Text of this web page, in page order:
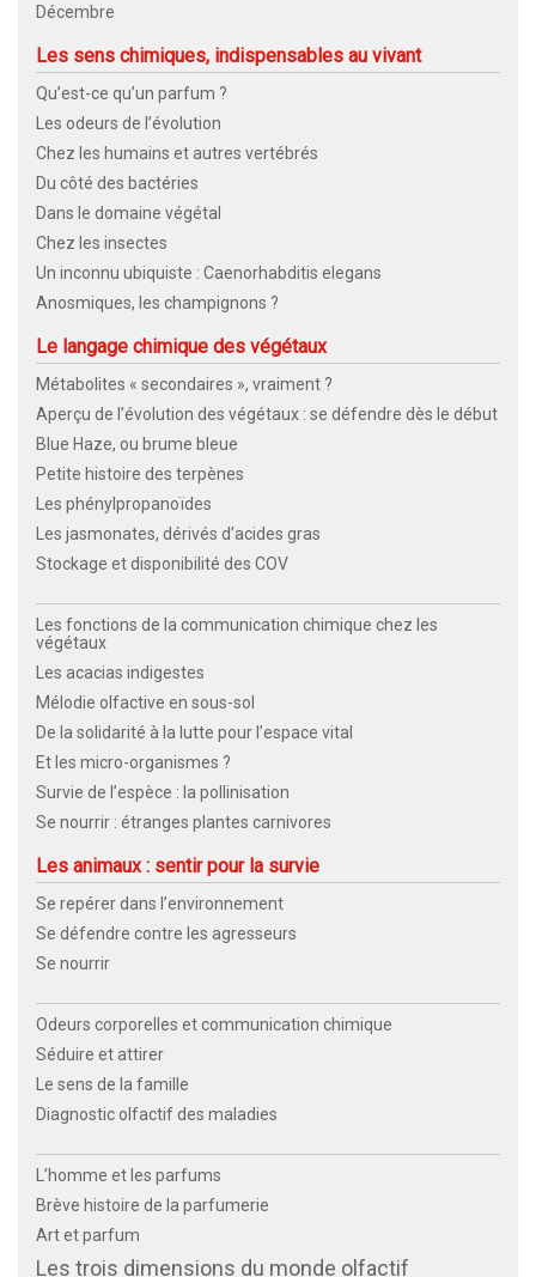
Décembre
Les sens chimiques, indispensables au vivant
Qu’est-ce qu’un parfum ?
Les odeurs de l’évolution
Chez les humains et autres vertébrés
Du côté des bactéries
Dans le domaine végétal
Chez les insectes
Un inconnu ubiquiste : Caenorhabditis elegans
Anosmiques, les champignons ?
Le langage chimique des végétaux
Métabolites « secondaires », vraiment ?
Aperçu de l’évolution des végétaux : se défendre dès le début
Blue Haze, ou brume bleue
Petite histoire des terpènes
Les phénylpropanoïdes
Les jasmonates, dérivés d’acides gras
Stockage et disponibilité des COV
Les fonctions de la communication chimique chez les
végétaux
Les acacias indigestes
Mélodie olfactive en sous-sol
De la solidarité à la lutte pour l’espace vital
Et les micro-organismes ?
Survie de l’espèce : la pollinisation
Se nourrir : étranges plantes carnivores
Les animaux : sentir pour la survie
Se repérer dans l’environnement
Se défendre contre les agresseurs
Se nourrir
Odeurs corporelles et communication chimique
Séduire et attirer
Le sens de la famille
Diagnostic olfactif des maladies
L’homme et les parfums
Brève histoire de la parfumerie
Art et parfum
Les trois dimensions du monde olfactif